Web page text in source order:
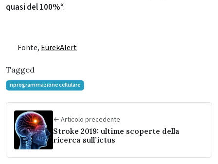
quasi del 100%“.
Fonte,EurekAlert
Tagged
riprogrammazione cellulare
← Articolo precedente
Stroke 2019: ultime scoperte della
ricerca sull’ictus